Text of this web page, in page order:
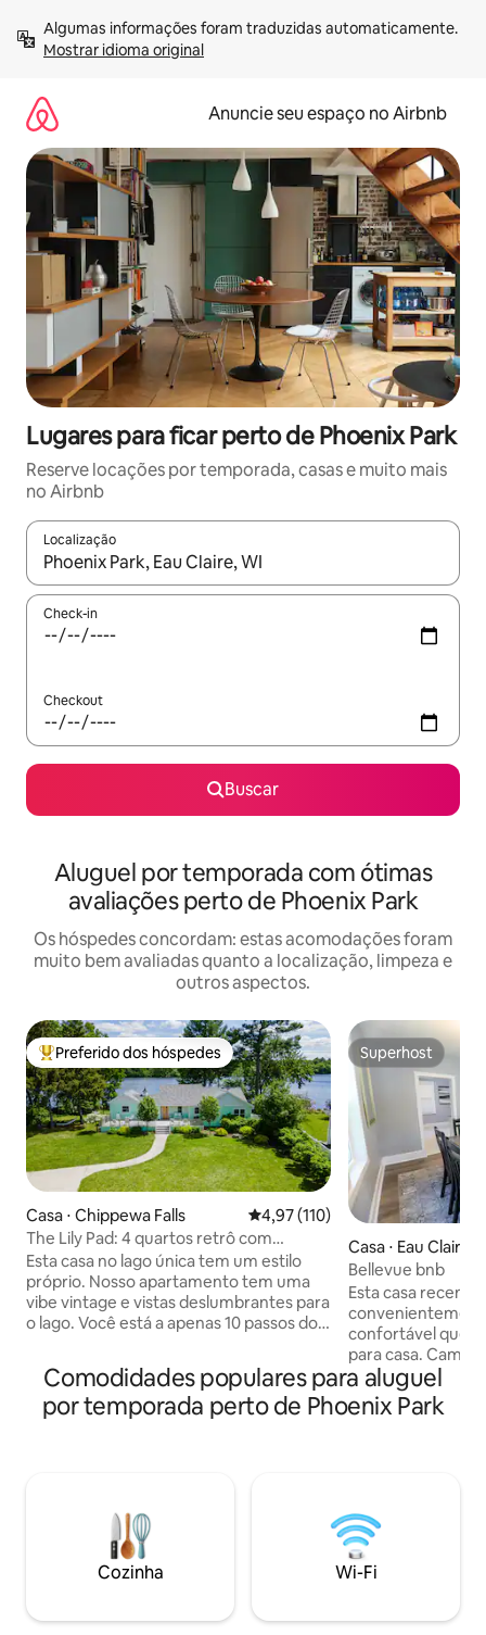
para
Mostrar idioma original
Anuncie seu espaço no Airbnb
Lugares para ficar perto de Phoenix Park
Reserve locações por temporada, casas e muito mais
no Airbnb
Localização
Quando os resultados estiverem disponíveis, explore-os
Check-in
Checkout
Buscar
Aluguel por temporada com ótimas
avaliações perto de Phoenix Park
Os hóspedes concordam: estas acomodações foram
muito bem avaliadas quanto a localização, limpeza e
outros aspectos.
Entre os melhores preferidos dos hóspedes
Preferido dos hóspedes
Casa ⋅ Chippewa Falls 4,97 de uma avaliação média de
4,97 (110)
The Lily Pad: 4 quartos retrô com
banheira de hidromassagem no lago
Wissota
Esta casa no lago única tem um estilo
próprio. Nosso apartamento tem uma
vibe vintage e vistas deslumbrantes para
o lago. Você está a apenas 10 passos do
fundos. Do outro lado da estrada, você
encontrará 24 acres de terra de
conservação com trilhas para
completa, uma doca privativa, 2 camas
queen size, 1 cama completa, 1 cama de
solteiro e um futon. Explore o Lago
Wissota nas proximidades ou faça um
Superhost
Superhost
Casa ⋅ Eau Claire
Bellevue bnb
Esta casa
confortável que
para casa.
memória em
proporcionam
TV de 65
totalmente
confortáveis, bar
impecáveis,
de arte exclusivas
relaxante e
Comodidades populares para aluguel
por temporada perto de Phoenix Park
Cozinha Wi-Fi